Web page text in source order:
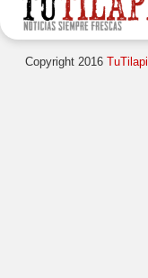
Copyright 2016